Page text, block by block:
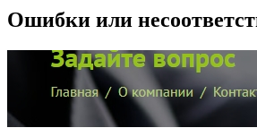
Ошибки или